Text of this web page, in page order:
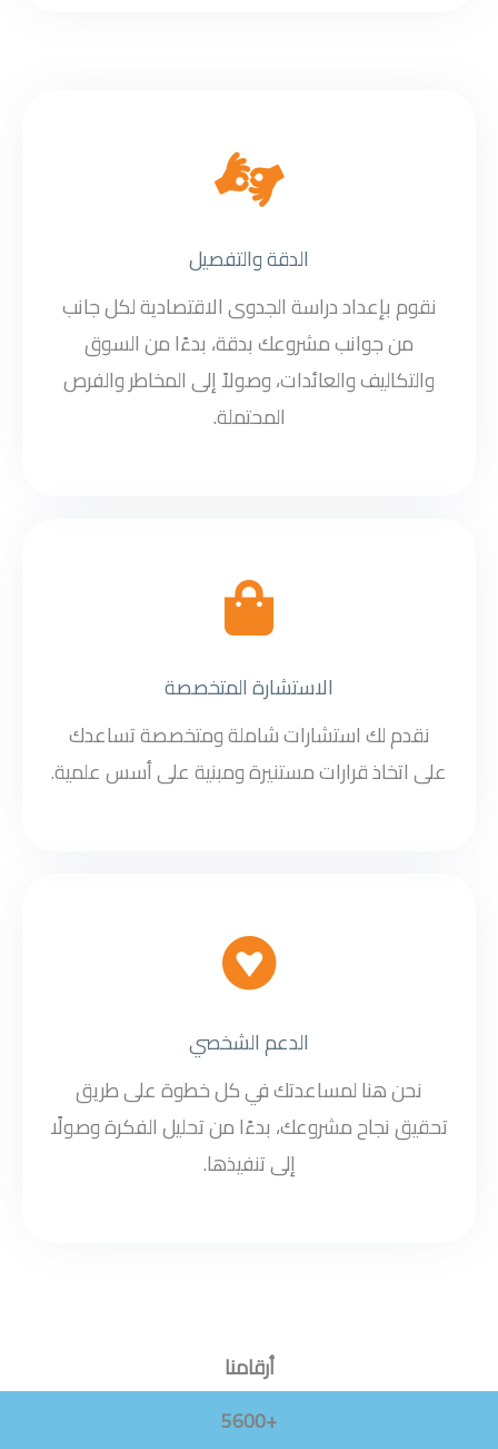
الدقة والتفصيل
نقوم بإعداد دراسة الجدوى الاقتصادية لكل جانب
من جوانب مشروعك بدقة، بدءًا من السوق
والتكاليف والعائدات، وصولاً إلى المخاطر والفرص
المحتملة.
الاستشارة المتخصصة
نقدم لك استشارات شاملة ومتخصصة تساعدك
على اتخاذ قرارات مستنيرة ومبنية على أسس علمية.
الدعم الشخصي
نحن هنا لمساعدتك في كل خطوة على طريق
تحقيق نجاح مشروعك، بدءًا من تحليل الفكرة وصولًا
إلى تنفيذها.
أرقامنا
+5600